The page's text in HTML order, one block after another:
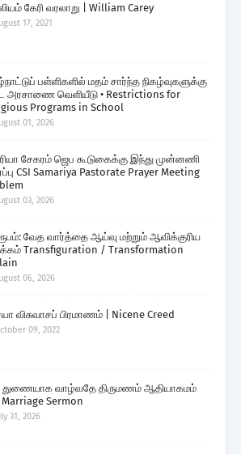
கேரி வரலாறு | William Carey
17, 2021
பள்ளிகளில் மதம் சார்ந்த நிகழ்வுகளுக்கு
அரசாணை வெளியீடு • Restrictions for
Programs in School
01, 2026
சேகரம் ஜெப கூடுகைக்கு இந்து முன்னணி
CSI Samariya Pastorate Prayer Meeting
03, 2026
வேத வார்த்தை ஆய்வு மற்றும் ஆவிக்குரிய
Transfiguration / Transformation
06, 2026
விசுவாசப் பிரமாணம் | Nicene Creed
09, 2022
துணையாக வாழ்வதே திருமணம் ஆதியாகமம்
Marriage Sermon
31, 2026